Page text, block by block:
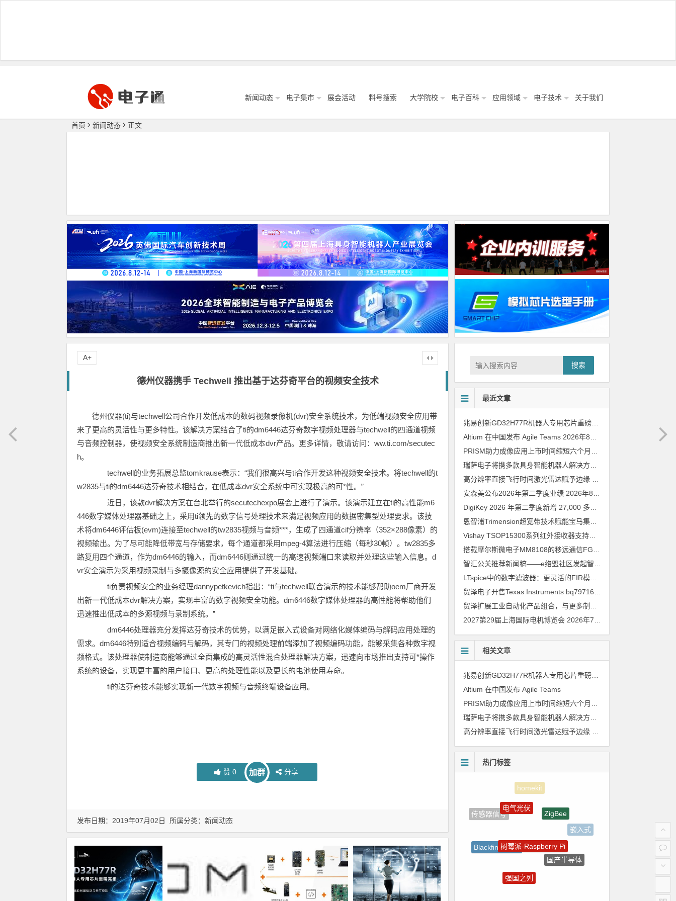
新闻动态 电子集市 展会活动 料号搜索 大学院校 电子百科 应用领域 电子技术 关于我们
首页 新闻动态 正文
德州仪器携手 Techwell 推出基于达芬奇平台的视频安全技术
德州仪器(ti)与techwell公司合作开发低成本的数码视频录像机(dvr)安全系统技术，为低端视频安全应用带
来了更高的灵活性与更多特性。该解决方案结合了ti的dm6446达芬奇数字视频处理器与techwell的四通道视频
与音频控制器，使视频安全系统制造商推出新一代低成本dvr产品。更多详情，敬请访问：ww.ti.com/secutec
h。
techwell的业务拓展总监tomkrause表示：“我们很高兴与ti合作开发这种视频安全技术。将techwell的t
w2835与ti的dm6446达芬奇技术相结合，在低成本dvr安全系统中可实现极高的可*性。”
近日，该款dvr解决方案在台北举行的secutechexpo展会上进行了演示。该演示建立在ti的高性能m6
446数字媒体处理器基础之上，采用ti领先的数字信号处理技术来满足视频应用的数据密集型处理要求。该技
术将dm6446评估板(evm)连接至techwell的tw2835视频与音频***，生成了四通道cif分辨率（352×288像素）的
视频输出。为了尽可能降低带宽与存储要求，每个通道都采用mpeg-4算法进行压缩（每秒30帧）。tw2835多
路复用四个通道，作为dm6446的输入，而dm6446则通过统一的高速视频端口来读取并处理这些输入信息。d
vr安全演示为采用视频录制与多摄像源的安全应用提供了开发基础。
ti负责视频安全的业务经理dannypetkevich指出：“ti与techwell联合演示的技术能够帮助oem厂商开发
出新一代低成本dvr解决方案，实现丰富的数字视频安全功能。dm6446数字媒体处理器的高性能将帮助他们
迅速推出低成本的多源视频与录制系统。”
dm6446处理器充分发挥达芬奇技术的优势，以满足嵌入式设备对网络化媒体编码与解码应用处理的
需求。dm6446特别适合视频编码与解码，其专门的视频处理前端添加了视频编码功能，能够采集各种数字视
频格式。该处理器使制造商能够通过全面集成的高灵活性混合处理器解决方案，迅速向市场推出支持可*操作
系统的设备，实现更丰富的用户接口、更高的处理性能以及更长的电池使用寿命。
ti的达芬奇技术能够实现新一代数字视频与音频终端设备应用。
赞0 加群 分享
A+
发布日期：2019年07月02日 所属分类： 新闻动态
搜索
最近文章
兆易创新GD32H77R机器人专用芯片重磅亮相，精准赋能伺服驱动与关节控制
Altium 在中国发布 Agile Teams 2026年8月6日
安森美公布2026年第二季度业绩 2026年8月6日
恩智浦Trimension超宽带技术赋能宝马集团Digital Key Plus及生命体存在检测功能
Vishay TSOP15300系列红外接收器支持所有主流遥控代码
LTspice中的数字滤波器：更灵活的FIR模型
2027第29届上海国际电机博览会 2026年7月30日
相关文章
兆易创新GD32H77R机器人专用芯片重磅亮相，精准赋能伺服驱动与关节控制
Altium 在中国发布 Agile Teams
热门标签
传感器信号
嵌入式
国产半导体